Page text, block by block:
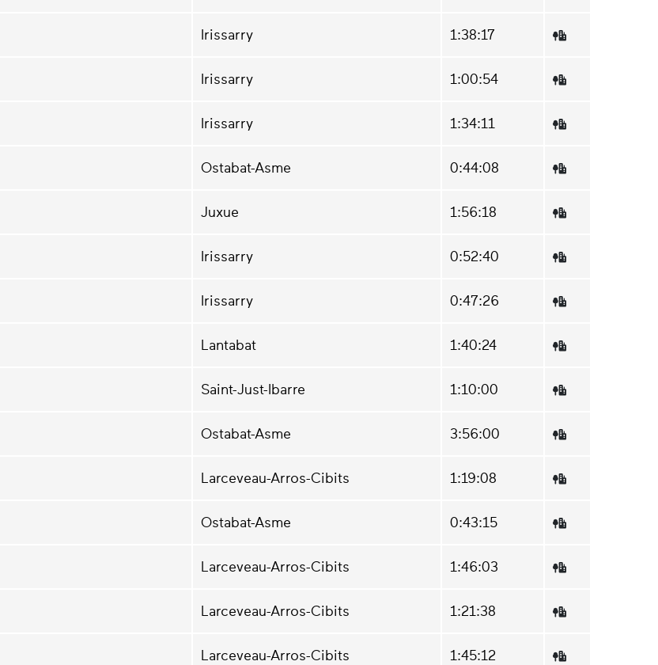
Irissarry 1:38:17
Irissarry 1:00:54
Irissarry 1:34:11
Ostabat-Asme 0:44:08
Juxue 1:56:18
Irissarry 0:52:40
Irissarry 0:47:26
Lantabat 1:40:24
Saint-Just-Ibarre 1:10:00
Ostabat-Asme 3:56:00
Larceveau-Arros-Cibits 1:19:08
Ostabat-Asme 0:43:15
Larceveau-Arros-Cibits 1:46:03
Larceveau-Arros-Cibits 1:21:38
Larceveau-Arros-Cibits 1:45:12